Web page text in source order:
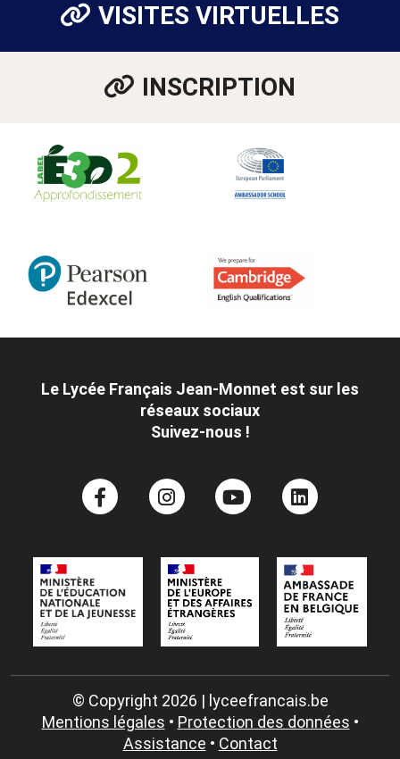
VISITES VIRTUELLES
INSCRIPTION
Le Lycée Français Jean-Monnet est sur les
réseaux sociaux
Suivez-nous !
© Copyright 2026 | lyceefrancais.be
Mentions légales • Protection des données •
Assistance • Contact